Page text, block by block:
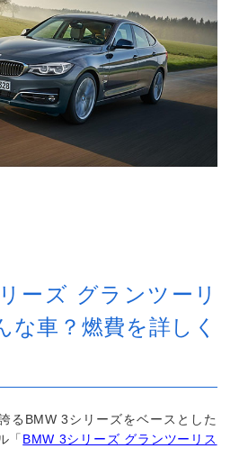
ーズ グランツーリ
な車？燃費を詳しく
るBMW 3シリーズをベースとした
「 BMW 3シリーズ グランツーリス